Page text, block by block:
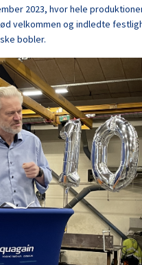
2023, hvor hele
velkommen og indledte
bobler.